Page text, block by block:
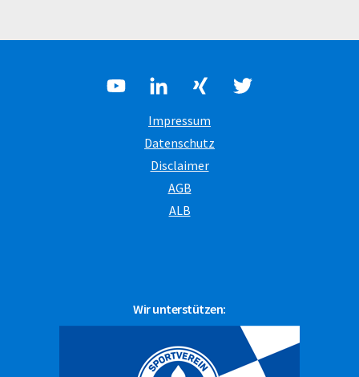
Wir unterstützen:
Impressum
Datenschutz
Disclaimer
AGB
ALB